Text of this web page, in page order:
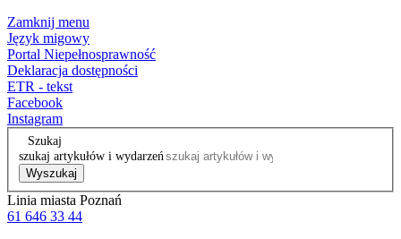
Zamknij menu
Język migowy
Portal Niepełnosprawność
Deklaracja dostępności
ETR - tekst
Facebook
Instagram
Szukaj
szukaj artykułów i wydarzeń
Wyszukaj
Linia miasta Poznań
61 646 33 44